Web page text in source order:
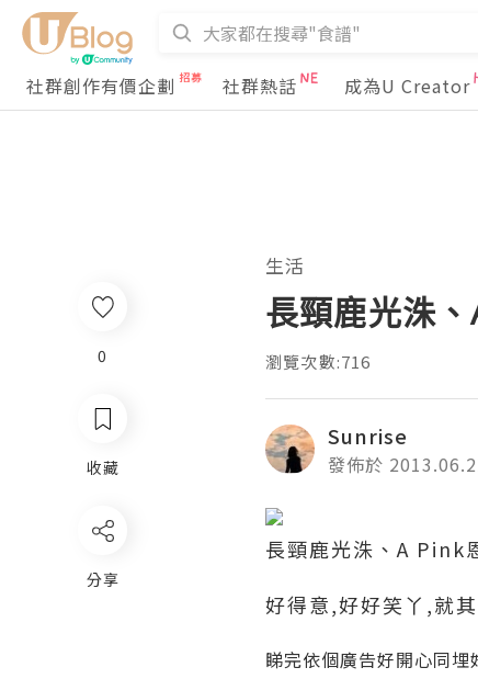
社群創作有價企劃 社群熱話 成為U Creator
生活
長頸鹿光洙
瀏覽次數:716
Sunrise
發佈於
長頸鹿光洙、A
好得意,好好笑丫,就
睇完依個廣告好開心同
0
收藏
分享